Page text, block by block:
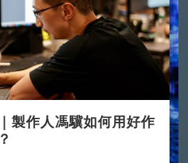
製作人馮驥如何用好作